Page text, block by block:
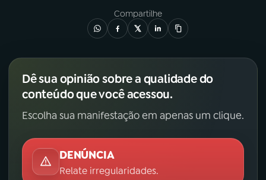
Compartilhe
Dê sua opinião sobre a qualidade do
conteúdo que você acessou.
Escolha sua manifestação em apenas um clique.
DENÚNCIA
Relate irregularidades.